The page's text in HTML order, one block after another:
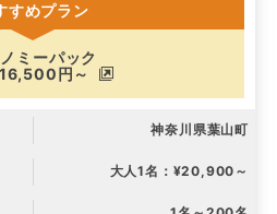
すめプラン
ミーパック
円～
神奈川県葉山町
大人1名：¥20,900～